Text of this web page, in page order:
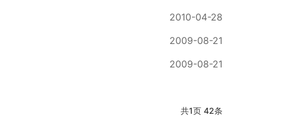
2010-04-28
2009-08-21
2009-08-21
共1页 42条